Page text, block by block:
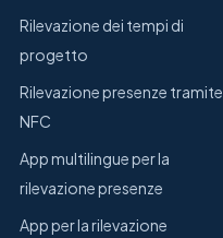
Rilevazione dei tempi di
progetto
Rilevazione presenze tramite
NFC
App multilingue per la
rilevazione presenze
App per la rilevazione